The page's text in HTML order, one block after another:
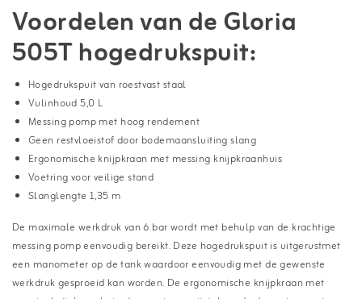
Voordelen van de Gloria
505T hogedrukspuit:
Hogedrukspuit van roestvast staal
Vulinhoud 5,0 L
Messing pomp met hoog rendement
Geen restvloeistof door bodemaansluiting slang
Ergonomische knijpkraan met messing knijpkraanhuis
Voetring voor veilige stand
Slanglengte 1,35 m
De maximale werkdruk van 6 bar wordt met behulp van de krachtige
messing pomp eenvoudig bereikt. Deze hogedrukspuit is uitgerustmet
een manometer op de tank waardoor eenvoudig met de gewenste
werkdruk gesproeid kan worden. De ergonomische knijpkraan met